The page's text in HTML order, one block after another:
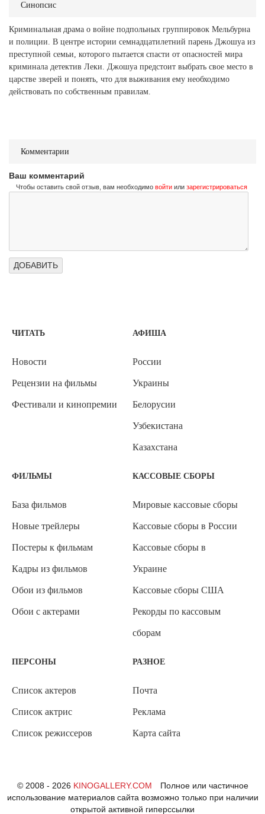
Синопсис
Криминальная драма о войне подпольных группировок Мельбурна
и полиции. В центре истории семнадцатилетний парень Джошуа из
преступной семьи, которого пытается спасти от опасностей мира
криминала детектив Леки. Джошуа предстоит выбрать свое место в
царстве зверей и понять, что для выживания ему необходимо
действовать по собственным правилам.
Комментарии
Ваш комментарий
Чтобы оставить свой отзыв, вам необходимо войти или зарегистрироваться
ЧИТАТЬ
Новости
Рецензии на фильмы
Фестивали и кинопремии
АФИША
России
Украины
Белорусии
Узбекистана
Казахстана
ФИЛЬМЫ
База фильмов
Новые трейлеры
Постеры к фильмам
Кадры из фильмов
Обои из фильмов
Обои с актерами
КАССОВЫЕ СБОРЫ
Мировые кассовые сборы
Кассовые сборы в России
Кассовые сборы в
Украине
Кассовые сборы США
Рекорды по кассовым
сборам
ПЕРСОНЫ
Список актеров
Список актрис
Список режиссеров
РАЗНОЕ
Почта
Реклама
Карта сайта
© 2008 - 2026 KINOGALLERY.COM
Полное или частичное
использование материалов сайта возможно только при наличии
открытой активной гиперссылки